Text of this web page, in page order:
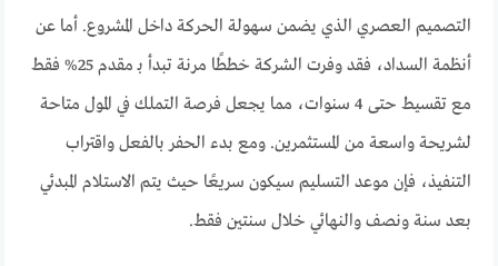
التصميم العصري الذي يضمن سهولة الحركة داخل المشروع. أما عن
أنظمة السداد، فقد وفرت الشركة خططًا مرنة تبدأ بـ مقدم 25% فقط
مع تقسيط حتى 4 سنوات، مما يجعل فرصة التملك في المول متاحة
لشريحة واسعة من المستثمرين. ومع بدء الحفر بالفعل واقتراب
التنفيذ، فإن موعد التسليم سيكون سريعًا حيث يتم الاستلام المبدئي
بعد سنة ونصف والنهائي خلال سنتين فقط.